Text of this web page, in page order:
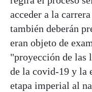
acceder a la
también deberán
eran objeto de
"proyección de las
de la covid-19 y la
etapa imperial al